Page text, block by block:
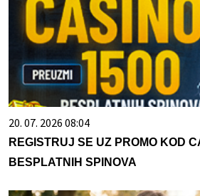
20. 07. 2026 08:04
REGISTRUJ SE UZ PROMO KOD
BESPLATNIH SPINOVA